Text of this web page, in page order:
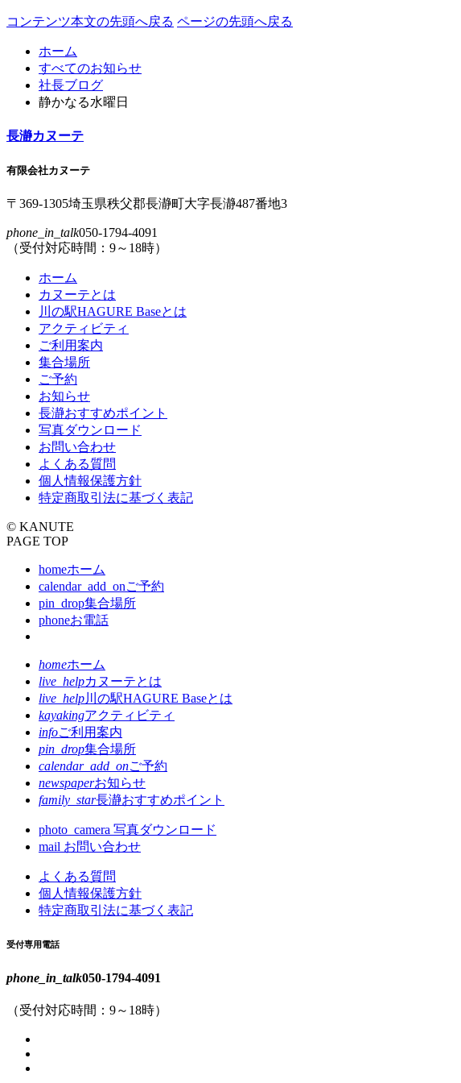
コンテンツ本文の先頭へ戻る ページの先頭へ戻る
ホーム
すべてのお知らせ
社長ブログ
静かなる水曜日
長瀞カヌーテ
有限会社カヌーテ
〒369-1305埼玉県秩父郡長瀞町大字長瀞487番地3
phone_in_talk050-1794-4091
（受付対応時間：9～18時）
ホーム
カヌーテとは
川の駅HAGURE Baseとは
アクティビティ
ご利用案内
集合場所
ご予約
お知らせ
長瀞おすすめポイント
写真ダウンロード
お問い合わせ
よくある質問
個人情報保護方針
特定商取引法に基づく表記
© KANUTE
PAGE TOP
homeホーム
calendar_add_onご予約
pin_drop集合場所
phoneお電話
homeホーム
live_helpカヌーテとは
live_help川の駅HAGURE Baseとは
kayakingアクティビティ
infoご利用案内
pin_drop集合場所
calendar_add_onご予約
newspaperお知らせ
family_star長瀞おすすめポイント
photo_camera 写真ダウンロード
mail お問い合わせ
よくある質問
個人情報保護方針
特定商取引法に基づく表記
受付専用電話
phone_in_talk050-1794-4091
（受付対応時間：9～18時）